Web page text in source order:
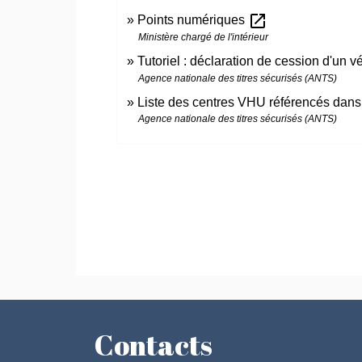
Points numériques open_in_new
Ministère chargé de l'intérieur
Tutoriel : déclaration de cession d'un
Agence nationale des titres sécurisés (ANTS)
Liste des centres VHU référencés
Agence nationale des titres sécurisés (ANTS)
Contacts